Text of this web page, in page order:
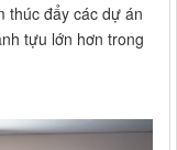
thúc đẩy các dự án
tựu lớn hơn trong